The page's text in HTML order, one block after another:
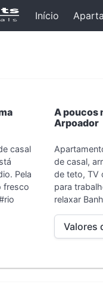
Início
casal
Pela
fresco
A poucos
Arpoador
de casal,
de teto, TV
para
relaxar
Valores